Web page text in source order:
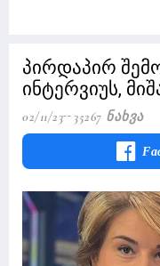
პირდაპირ
ინტერვიუს,
02/11/23 35267 Ნახვა